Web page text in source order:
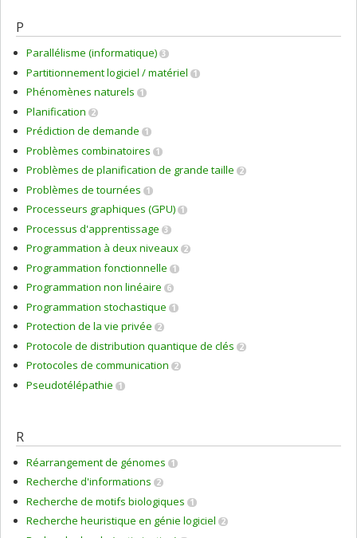
P
Parallélisme (informatique) 3
Partitionnement logiciel / matériel 1
Phénomènes naturels 1
Planification 2
Prédiction de demande 1
Problèmes combinatoires 1
Problèmes de planification de grande taille 2
Problèmes de tournées 1
Processeurs graphiques (GPU) 1
Processus d'apprentissage 3
Programmation à deux niveaux 2
Programmation fonctionnelle 1
Programmation non linéaire 6
Programmation stochastique 1
Protection de la vie privée 2
Protocole de distribution quantique de clés 2
Protocoles de communication 2
Pseudotélépathie 1
R
Réarrangement de génomes 1
Recherche d'informations 2
Recherche de motifs biologiques 1
Recherche heuristique en génie logiciel 2